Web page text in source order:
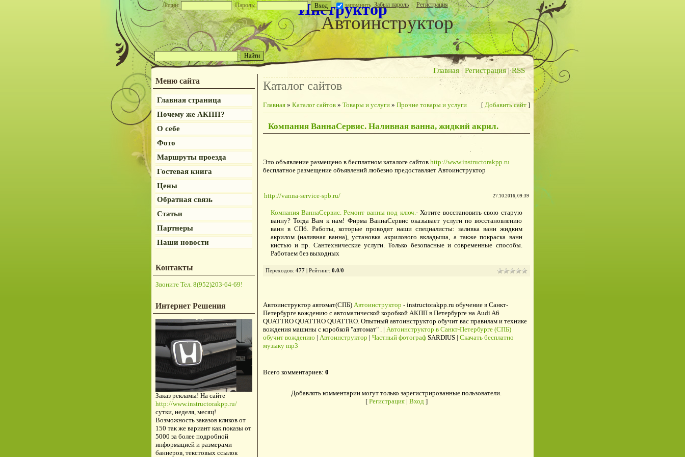
Логин: Пароль: запомнить Забыл пароль | Регистрация
Автоинструктор
Инструктор
Главная| Регистрация|RSS
Меню сайта
Главная страница
Почему же АКПП?
О себе
Фото
Маршруты проезда
Гостевая книга
Цены
Обратная связь
Статьи
Партнеры
Наши новости
Контакты
Звоните Тел. 8(952)203-64-69!
Интернет Решения
Заказ рекламы! На сайте
http://www.instructorakpp.ru/
сутки, неделя, месяц!
Возможность заказов кликов от
150 так же вариант как показы от
5000 за более подробной
информацией и размерами
баннеров, текстовых ссылок
Каталог сайтов
Главная» Каталог сайтов» Товары и услуги» Прочие товары и услуги [ Добавить сайт]
Компания ВаннаСервис. Наливная ванна, жидкий акрил.
Это объявление размещено в бесплатном каталоге сайтов http://www.instructorakpp.ru
бесплатное размещение объявлений любезно предоставляет Автоинструктор
http://vanna-service-spb.ru/ 27.10.2016, 09:39
Компания ВаннаСервис. Ремонт ванны под ключ.- Хотите восстановить свою старую
ванну? Тогда Вам к нам! Фирма ВаннаСервис оказывает услуги по восстановлению
ванн в СПб. Работы, которые проводят наши специалисты: заливка ванн жидким
акрилом (наливная ванна), установка акрилового вкладыша, а также покраска ванн
кистью и пр. Сантехнические услуги. Только безопасные и современные способы.
Работаем без выходных
Переходов: 477 Рейтинг: 0.0/0
Автоинструктор автомат(СПБ) Автоинструктор - instructorakpp.ru обучение в Санкт-
Петербурге вождению с автоматической коробкой АКПП в Петербурге на Audi A6
QUATTRO QUATTRO QUATTRO. Опытный автоинструктор обучит вас правилам и технике
вождения машины с коробкой "автомат" . | Автоинструктор в Санкт-Петербурге (СПБ)
обучит вождению| Автоинструктор | Частный фотографSARDIUS | Скачать бесплатно
музыку mp3
Всего комментариев: 0
Добавлять комментарии могут только зарегистрированные пользователи.
[ Регистрация| Вход]